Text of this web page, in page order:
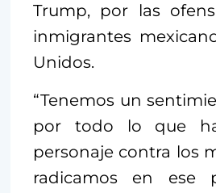
Trump, por las
inmigrantes
Unidos.
“Tenemos un
por todo lo que
personaje contra los
radicamos en ese